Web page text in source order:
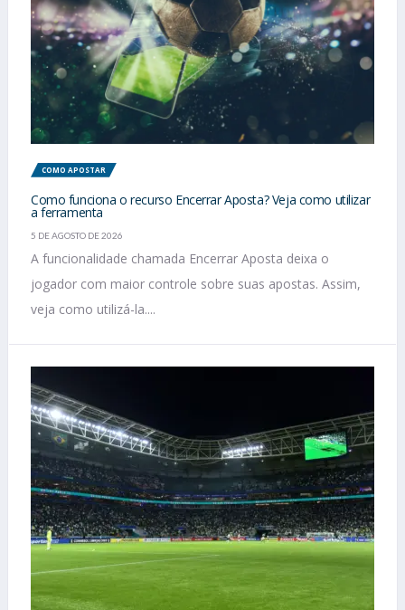
COMO APOSTAR
Como funciona o recurso Encerrar Aposta? Veja como utilizar
a ferramenta
5 DE AGOSTO DE 2026
A funcionalidade chamada Encerrar Aposta deixa o
jogador com maior controle sobre suas apostas. Assim,
veja como utilizá-la....